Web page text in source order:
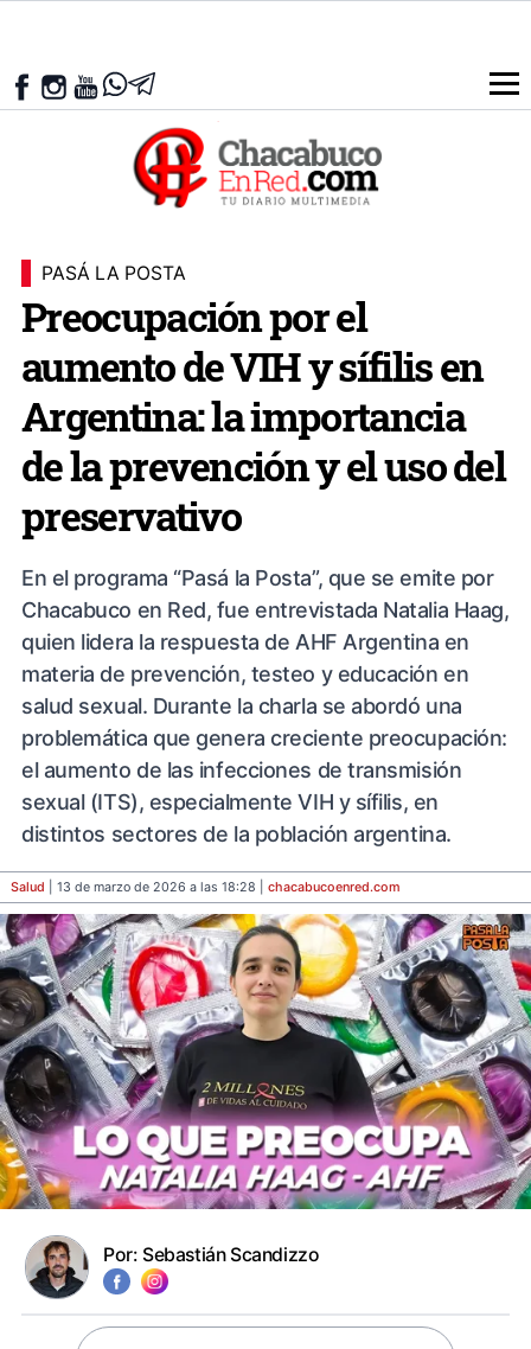
PASÁ LA POSTA
Preocupación por el
aumento de VIH y sífilis en
Argentina: la importancia
de la prevención y el uso del
preservativo
En el programa “Pasá la Posta”, que se emite por
Chacabuco en Red, fue entrevistada Natalia Haag,
quien lidera la respuesta de AHF Argentina en
materia de prevención, testeo y educación en
salud sexual. Durante la charla se abordó una
problemática que genera creciente preocupación:
el aumento de las infecciones de transmisión
sexual (ITS), especialmente VIH y sífilis, en
distintos sectores de la población argentina.
Salud | 13 de marzo de 2026 a las 18:28 | chacabucoenred.com
Por: Sebastián Scandizzo